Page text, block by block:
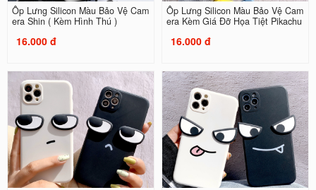
Ốp Lưng Silicon Màu Bảo Vệ Cam
era Shin ( Kèm Hình Thú )
16.000 đ
Ốp Lưng Silicon Màu Bảo Vệ Cam
era Kèm Giá Đỡ Họa Tiệt Pikachu
16.000 đ